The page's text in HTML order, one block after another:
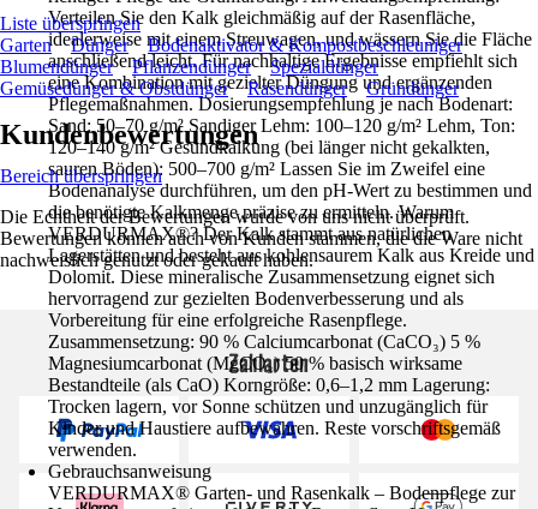
Verteilen Sie den Kalk gleichmäßig auf der Rasenfläche,
idealerweise mit einem Streuwagen, und wässern Sie die Fläche
anschließend leicht. Für nachhaltige Ergebnisse empfiehlt sich
eine Kombination mit gezielter Düngung und ergänzenden
Pflegemaßnahmen. Dosierungsempfehlung je nach Bodenart:
Sand: 50–70 g/m² Sandiger Lehm: 100–120 g/m² Lehm, Ton:
120–140 g/m² Gesundkalkung (bei länger nicht gekalkten,
sauren Böden): 500–700 g/m² Lassen Sie im Zweifel eine
Bodenanalyse durchführen, um den pH-Wert zu bestimmen und
die benötigte Kalkmenge präzise zu ermitteln. Warum
VERDURMAX®? Der Kalk stammt aus natürlichen
Lagerstätten und besteht aus kohlensaurem Kalk aus Kreide und
Dolomit. Diese mineralische Zusammensetzung eignet sich
hervorragend zur gezielten Bodenverbesserung und als
Vorbereitung für eine erfolgreiche Rasenpflege.
Zusammensetzung: 90 % Calciumcarbonat (CaCO₃) 5 %
Magnesiumcarbonat (MgCO₃) 50 % basisch wirksame
Bestandteile (als CaO) Korngröße: 0,6–1,2 mm Lagerung:
Trocken lagern, vor Sonne schützen und unzugänglich für
Kinder und Haustiere aufbewahren. Reste vorschriftsgemäß
verwenden.
Gebrauchsanweisung
VERDURMAX® Garten- und Rasenkalk – Bodenpflege zur
Liste überspringen
Garten
Dünger
Bodenaktivator & Kompostbeschleuniger
Blumendünger
Pflanzendünger
Spezialdünger
Gemüsedünger & Obstdünger
Rasendünger Gründünger
Kundenbewertungen
Bereich überspringen
Die Echtheit der Bewertungen wurde von uns nicht überprüft.
Bewertungen können auch von Kunden stammen, die die Ware nicht
nachweislich genutzt oder gekauft haben.
Zahlarten